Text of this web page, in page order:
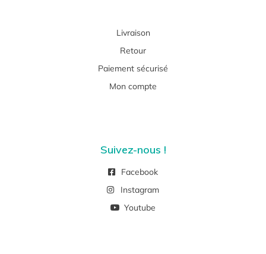
Livraison
Retour
Paiement sécurisé
Mon compte
Suivez-nous !
Facebook
Instagram
Youtube